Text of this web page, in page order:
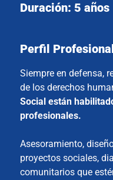
Duración: 5 años​
Perfil
Siempre en defensa,
de los derechos
Social están
profesionales.
Asesoramiento,
proyectos sociales,
comunitarios que